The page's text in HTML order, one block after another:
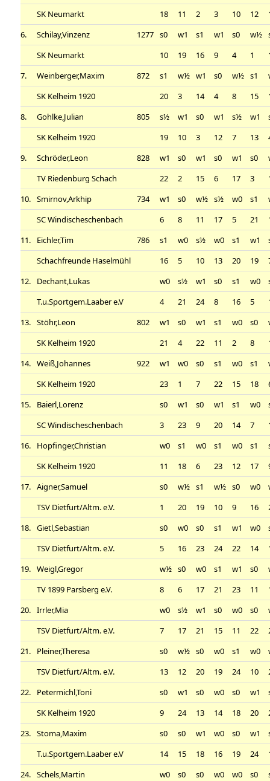
SK Neumarkt
18 11 2 3 10 12
6.
Schilay,Vinzenz 1277 s0 w1 s1 w1 s0 w½
SK Neumarkt
10 19 16 9 4 1
7.
Weinberger,Maxim 872 s1 w½ w1 s0 w½ s1
SK Kelheim 1920
20 3 14 4 8 15
8.
Gohlke,Julian 805 s½ w1 s0 w1 s½ w1
SK Kelheim 1920
19 10 3 12 7 13
9.
Schröder,Leon 828 w1 s0 w1 s0 w1 s0
TV Riedenburg Schach
22 2 15 6 17 3
10. Smirnov,Arkhip 734 w1 s0 w½ s½ w0 s1
SC Windischeschenbach
6 8 11 17 5 21
11.
Eichler,Tim 786 s1 w0 s½ w0 s1 w1
Schachfreunde Haselmühl
16 5 10 13 20 19
12.
Dechant,Lukas w0 s½ w1 s0 s1 w0
T.u.Sportgem.Laaber e.V
4 21 24 8 16 5
13. Stöhr,Leon 802 w1 s0 w1 s1 w0 s0
SK Kelheim 1920
21 4 22 11 2 8
14. Weiß,Johannes 922 w1 w0 s0 s1 w0 s1
SK Kelheim 1920
23 1 7 22 15 18
15.
Baierl,Lorenz s0 w1 s0 w1 s1 w0
SC Windischeschenbach
3 23 9 20 14 7
16.
Hopfinger,Christian w0 s1 w0 s1 w0 s1
SK Kelheim 1920
11 18 6 23 12 17
17. Aigner,Samuel s0 w½ s1 w½ s0 w0
TSV Dietfurt/Altm. e.V.
1 20 19 10 9 16
18. Gietl,Sebastian s0 w0 s0 s1 w1 w0
TSV Dietfurt/Altm. e.V.
5 16 23 24 22 14
19. Weigl,Gregor w½ s0 w0 s1 w1 s0
TV 1899 Parsberg e.V.
8 6 17 21 23 11
20. Irrler,Mia w0 s½ w1 s0 w0 s0
TSV Dietfurt/Altm. e.V.
7 17 21 15 11 22
21.
Pleiner,Theresa s0 w½ s0 w0 s1 w0
TSV Dietfurt/Altm. e.V.
13 12 20 19 24 10
22.
Petermichl,Toni s0 w1 s0 w0 s0 w1
SK Kelheim 1920
9 24 13 14 18 20
23. Stoma,Maxim s0 s0 w1 w0 s0 w1
T.u.Sportgem.Laaber e.V
14 15 18 16 19 24
24. Schels,Martin w0 s0 s0 w0 w0 s0